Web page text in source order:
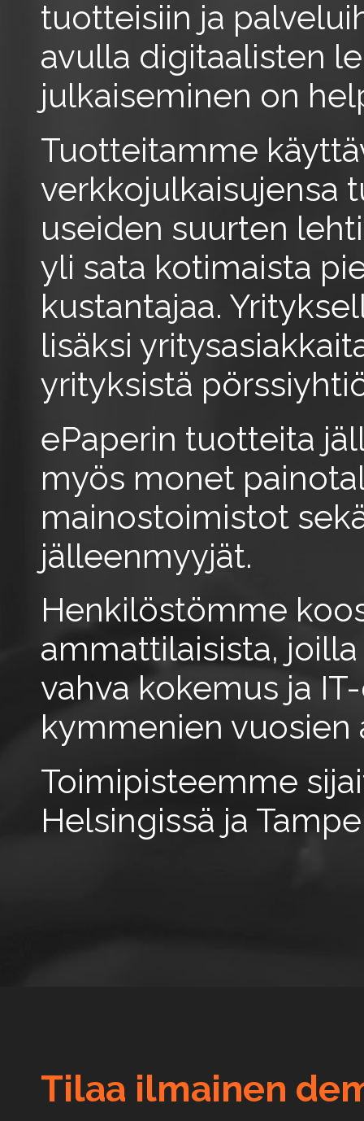
tuotteisiin ja
avulla digitaalisten
julkaiseminen on
Tuotteitamme
verkkojulkaisujensa
useiden suurten
yli sata kotimaista
kustantajaa.
lisäksi
yrityksistä
ePaperin tuotteita
myös monet
mainostoimistot
jälleenmyyjät.
Henkilöstömme
ammattilaisista,
vahva kokemus ja
kymmenien vuosien
Toimipisteemme
Helsingissä ja
Tilaa ilmainen